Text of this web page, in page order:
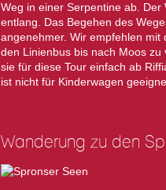
Weg in einer Serpentine ab.
entlang. Das Begehen des
angenehmer. Wir empfehlen
den Linienbus bis nach Moos
sie für diese Tour einfach ab
ist nicht für Kinderwagen
Wanderung zu den